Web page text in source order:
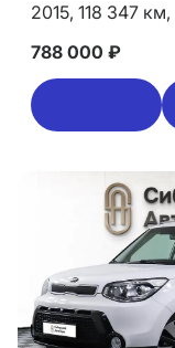
2015, 118 347 км,
788 000 ₽